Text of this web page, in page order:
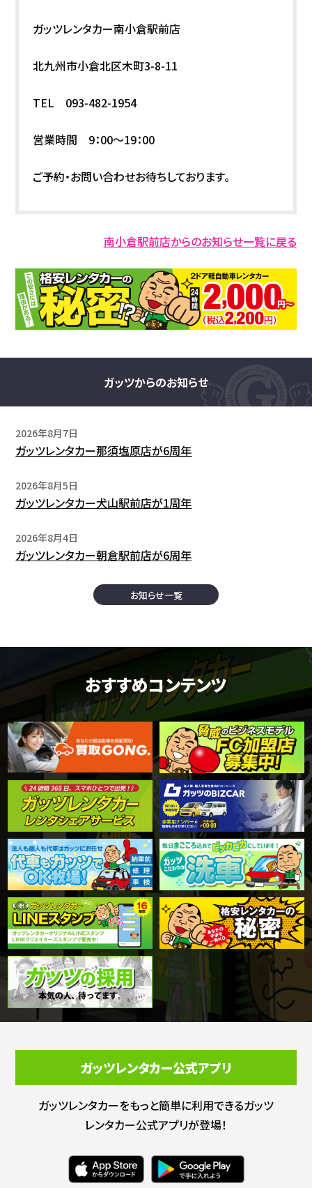
ガッツレンタカー南小倉駅前店
北九州市小倉北区木町3-8-11
TEL 093-482-1954
営業時間 9：00～19：00
ご予約・お問い合わせお待ちしております。
南小倉駅前店からのお知らせ一覧に戻る
ガッツからのお知らせ
2026年8月7日
ガッツレンタカー那須塩原店が6周年
2026年8月5日
ガッツレンタカー犬山駅前店が1周年
2026年8月4日
ガッツレンタカー朝倉駅前店が6周年
お知らせ一覧
おすすめコンテンツ
ガッツレンタカー公式アプリ
ガッツレンタカーをもっと簡単に利用できるガッツ
レンタカー公式アプリが登場！